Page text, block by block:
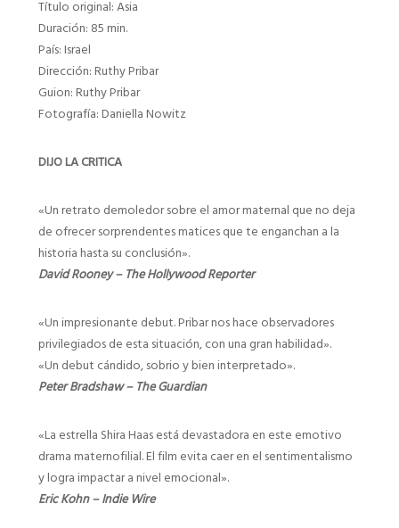
Título original: Asia
Duración: 85 min.
País: Israel
Dirección: Ruthy Pribar
Guion: Ruthy Pribar
Fotografía: Daniella Nowitz
DIJO LA CRITICA
«Un retrato demoledor sobre el amor maternal que no deja
de ofrecer sorprendentes matices que te enganchan a la
historia hasta su conclusión».
David Rooney – The Hollywood Reporter
«Un impresionante debut. Pribar nos hace observadores
privilegiados de esta situación, con una gran habilidad».
«Un debut cándido, sobrio y bien interpretado».
Peter Bradshaw – The Guardian
«La estrella Shira Haas está devastadora en este emotivo
drama maternofilial. El film evita caer en el sentimentalismo
y logra impactar a nivel emocional».
Eric Kohn – Indie Wire